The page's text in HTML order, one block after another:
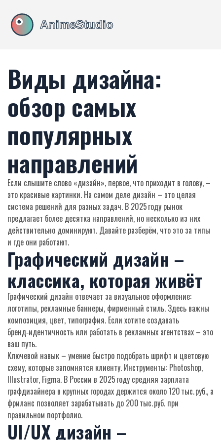
Виды дизайна:
обзор самых
популярных
направлений
Если слышите слово «дизайн», первое, что приходит в голову, –
это красивые картинки. На самом деле дизайн – это целая
система решений для разных задач. В 2025 году рынок
предлагает более десятка направлений, но несколько из них
действительно доминируют. Давайте разберём, что это за типы
и где они работают.
Графический дизайн –
классика, которая живёт
Графический дизайн отвечает за визуальное оформление:
логотипы, рекламные баннеры, фирменный стиль. Здесь важны
композиция, цвет, типография. Если хотите создавать
бренд‑идентичность или работать в рекламных агентствах – это
ваш путь.
Ключевой навык – умение быстро подобрать шрифт и цветовую
схему, которые запомнятся клиенту. Инструменты: Photoshop,
Illustrator, Figma. В России в 2025 году средняя зарплата
графдизайнера в крупных городах держится около 120 тыс. руб., а
фриланс позволяет зарабатывать до 200 тыс. руб. при
правильном портфолио.
UI/UX дизайн –